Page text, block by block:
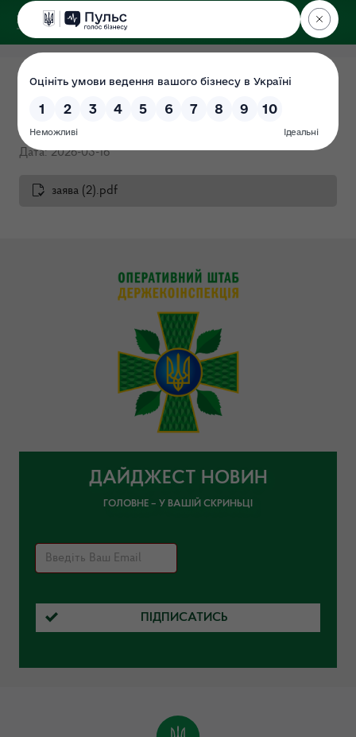
ДЕРЖЕКОІНСПЕКЦІЯ
Розпочато проведення
перевірки щодо Дранко В.О.
Дата: 2026-03-16
заява (2).pdf
ДАЙДЖЕСТ НОВИН
ГОЛОВНЕ – У ВАШІЙ СКРИНЬЦІ
ПІДПИСАТИСЬ